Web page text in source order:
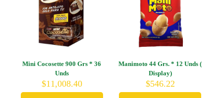
Mini Cocosette 900 Grs * 36
Unds
$11,008.40
Manimoto 44 Grs. * 12 Unds (
Display)
$546.22